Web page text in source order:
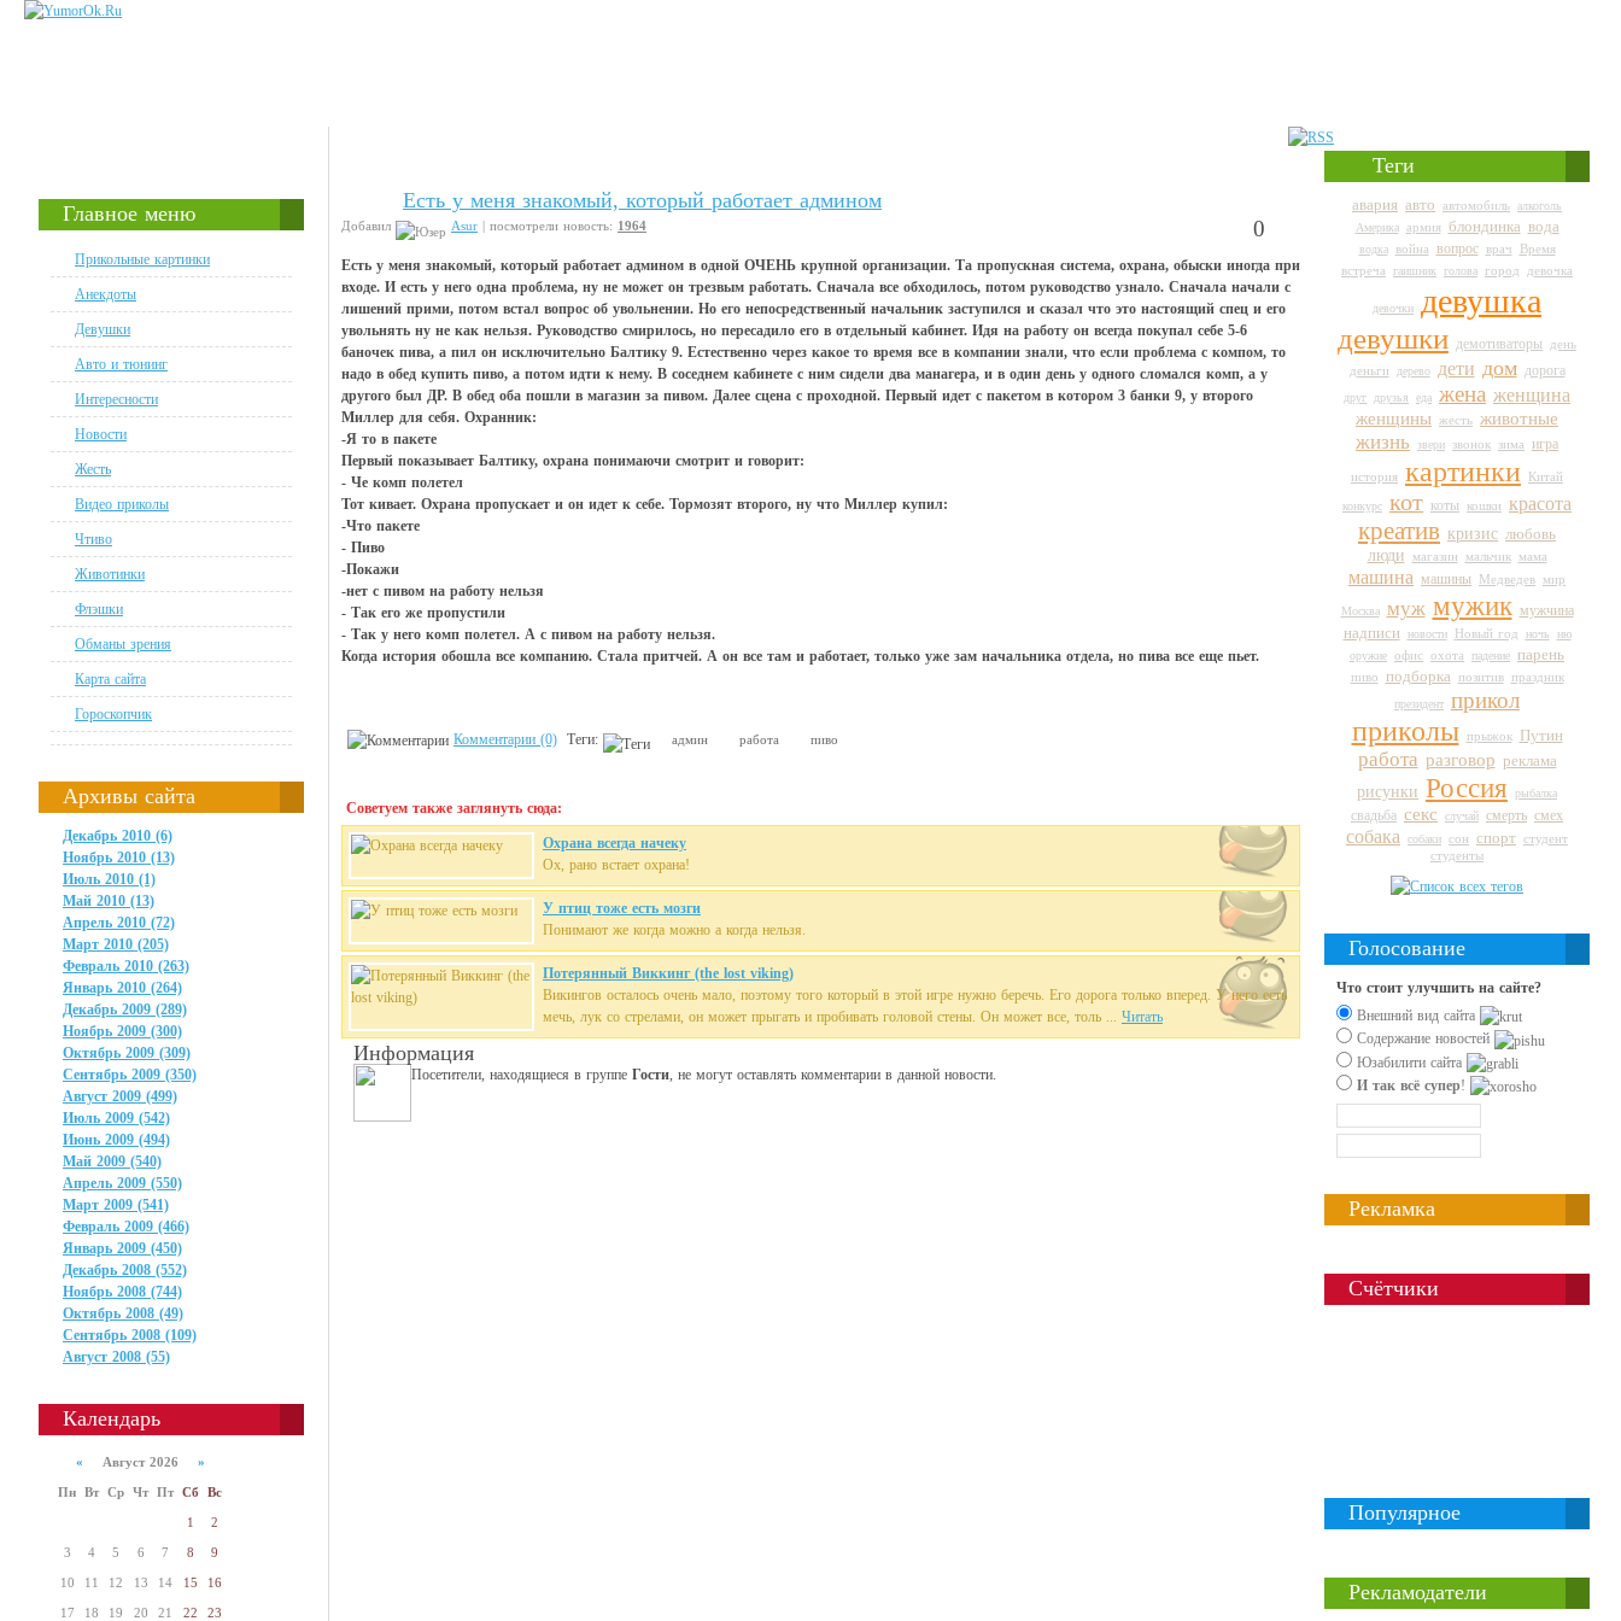
Главное меню
Прикольные картинки
Анекдоты
Девушки
Авто и тюнинг
Интересности
Новости
Жесть
Видео приколы
Чтиво
Животинки
Флэшки
Обманы зрения
Карта сайта
Гороскопчик
Архивы сайта
Декабрь 2010 (6)
Ноябрь 2010 (13)
Июль 2010 (1)
Май 2010 (13)
Апрель 2010 (72)
Март 2010 (205)
Февраль 2010 (263)
Январь 2010 (264)
Декабрь 2009 (289)
Ноябрь 2009 (300)
Октябрь 2009 (309)
Сентябрь 2009 (350)
Август 2009 (499)
Июль 2009 (542)
Июнь 2009 (494)
Май 2009 (540)
Апрель 2009 (550)
Март 2009 (541)
Февраль 2009 (466)
Январь 2009 (450)
Декабрь 2008 (552)
Ноябрь 2008 (744)
Октябрь 2008 (49)
Сентябрь 2008 (109)
Август 2008 (55)
Календарь
« Август 2026 »
Пн Вт Ср Чт Пт Сб Вс
1 2
3 4 5 6 7 8 9
10 11 12 13 14 15 16
17 18 19 20 21 22 23
Есть у меня знакомый, который работает админом
0
Добавил Asur | посмотрели новость: 1964
Есть у меня знакомый, который работает админом в одной ОЧЕНЬ крупной организации. Та пропускная система, охрана, обыски иногда при
входе. И есть у него одна проблема, ну не может он трезвым работать. Сначала все обходилось, потом руководство узнало. Сначала начали с
лишений прими, потом встал вопрос об увольнении. Но его непосредственный начальник заступился и сказал что это настоящий спец и его
увольнять ну не как нельзя. Руководство смирилось, но пересадило его в отдельный кабинет. Идя на работу он всегда покупал себе 5-6
баночек пива, а пил он исключительно Балтику 9. Естественно через какое то время все в компании знали, что если проблема с компом, то
надо в обед купить пиво, а потом идти к нему. В соседнем кабинете с ним сидели два манагера, и в один день у одного сломался комп, а у
другого был ДР. В обед оба пошли в магазин за пивом. Далее сцена с проходной. Первый идет с пакетом в котором 3 банки 9, у второго
Миллер для себя. Охранник:
-Я то в пакете
Первый показывает Балтику, охрана понимаючи смотрит и говорит:
- Че комп полетел
Тот кивает. Охрана пропускает и он идет к себе. Тормозят второго, ну что Миллер купил:
-Что пакете
- Пиво
-Покажи
-нет с пивом на работу нельзя
- Так его же пропустили
- Так у него комп полетел. А с пивом на работу нельзя.
Когда история обошла все компанию. Стала притчей. А он все там и работает, только уже зам начальника отдела, но пива все еще пьет.
Комментарии (0) Теги: админ работа пиво
Советуем также заглянуть сюда:
Охрана всегда начеку
Ох, рано встает охрана!
У птиц тоже есть мозги
Понимают же когда можно а когда нельзя.
Потерянный Виккинг (the lost viking)
Викингов осталось очень мало, поэтому того который в этой игре нужно беречь. Его дорога только вперед. У него есть
мечь, лук со стрелами, он может прыгать и пробивать головой стены. Он может все, толь ... Читать
Информация
Посетители, находящиеся в группе Гости, не могут оставлять комментарии в данной новости.
Теги
авария авто автомобиль алкоголь
Америка армия блондинка вода
водка война вопрос врач Время
встреча гаишник голова город девочка
девочки девушка
девушки демотиваторы день
деньги дерево дети дом дорога
друг друзья еда жена женщина
женщины жесть животные
жизнь звери звонок зима игра
история картинки Китай
конкурс кот коты кошки красота
креатив кризис любовь
люди
магазин мальчик мама
машина машины Медведев мир
Москва муж мужик мужчина
надписи
новости Новый год ночь
ню
оружие офис охота падение парень
пиво подборка позитив праздник
президент прикол
приколы прыжок Путин
работа разговор реклама
рисунки Россия рыбалка
свадьба секс случай смерть смех
собака собаки сон спорт студент
студенты
Голосование
Что стоит улучшить на сайте?
Внешний вид сайта
Содержание новостей
Юзабилити сайта
И так всё супер!
Рекламка
Счётчики
Популярное
Рекламодатели